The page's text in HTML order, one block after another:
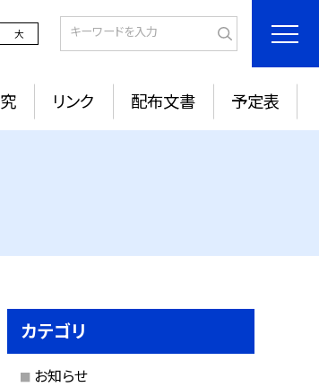
大
リンク 配布文書 予定表
カテゴリ
お知らせ